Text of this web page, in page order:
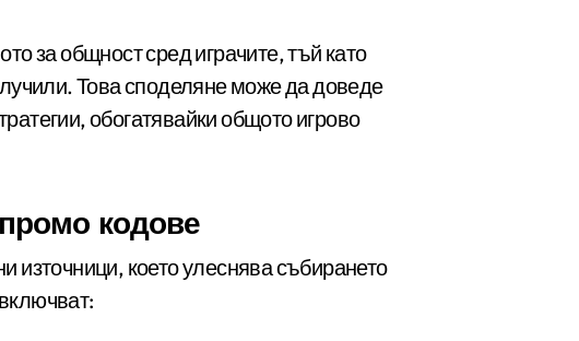
за общност сред играчите, тъй като
Това споделяне може да доведе
обогатявайки общото игрово
кодове
източници, което улеснява събирането